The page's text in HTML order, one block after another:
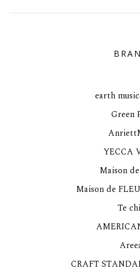
earth
Green
YECCA
Maison
Maison de
Te
CRAFT